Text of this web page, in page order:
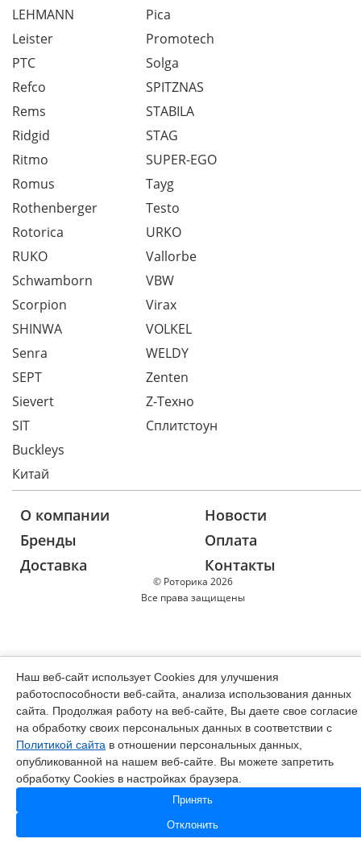
LEHMANN
Leister
Pica
Promotech
PTC
Refco
Rems
Ridgid
Ritmo
Romus
Rothenberger
Rotorica
RUKO
Schwamborn
Scorpion
SHINWA
Senra
SEPT
Sievert
SIT
Solga
SPITZNAS
STABILA
STAG
SUPER-EGO
Tayg
Testo
URKO
Vallorbe
VBW
Virax
VOLKEL
WELDY
Zenten
Z-Техно
Сплитстоун
Buckleys
Китай
© Роторика 2026
Все права защищены
О компании
Новости
Бренды
Оплата
Доставка
Контакты
Наш веб-сайт использует Cookies для улучшения
работоспособности веб-сайта, анализа использования данных
сайта. Продолжая работу на веб-сайте, Вы даете свое согласие
на обработку своих персональных данных в соответствии с
Политикой сайта в отношении персональных данных,
опубликованной на нашем веб-сайте. Вы можете запретить
обработку Cookies в настройках браузера.
Принять
Отклонить